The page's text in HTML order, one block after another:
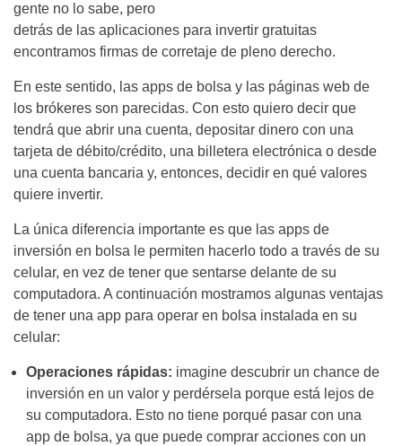
gente no lo sabe, pero
detrás de las aplicaciones para invertir gratuitas
encontramos firmas de corretaje de pleno derecho.
En este sentido, las apps de bolsa y las páginas web de
los brókeres son parecidas. Con esto quiero decir que
tendrá que abrir una cuenta, depositar dinero con una
tarjeta de débito/crédito, una billetera electrónica o desde
una cuenta bancaria y, entonces, decidir en qué valores
quiere invertir.
La única diferencia importante es que las apps de
inversión en bolsa le permiten hacerlo todo a través de su
celular, en vez de tener que sentarse delante de su
computadora. A continuación mostramos algunas ventajas
de tener una app para operar en bolsa instalada en su
celular:
Operaciones rápidas: imagine descubrir un chance de
inversión en un valor y perdérsela porque está lejos de
su computadora. Esto no tiene porqué pasar con una
app de bolsa, ya que puede comprar acciones con un